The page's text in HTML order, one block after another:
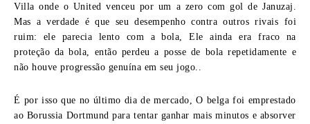
Villa onde o United venceu por um a zero com gol de Januzaj.
Mas a verdade é que seu desempenho contra outros rivais foi
ruim: ele parecia lento com a bola, Ele ainda era fraco na
proteção da bola, então perdeu a posse de bola repetidamente e
não houve progressão genuína em seu jogo..
É por isso que no último dia de mercado, O belga foi emprestado
ao Borussia Dortmund para tentar ganhar mais minutos e absorver